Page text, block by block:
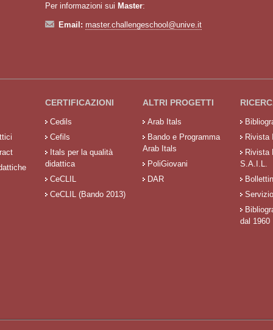
Per informazioni sui Master:
Email: master.challengeschool@unive.it
CERTIFICAZIONI
Cedils
Cefils
Itals per la qualità
didattica
CeCLIL
CeCLIL (Bando 2013)
ALTRI PROGETTI
Arab Itals
Bando e Programma
Arab Itals
PoliGiovani
DAR
Rivista
Rivista
S.A.I.L.
dal 1960